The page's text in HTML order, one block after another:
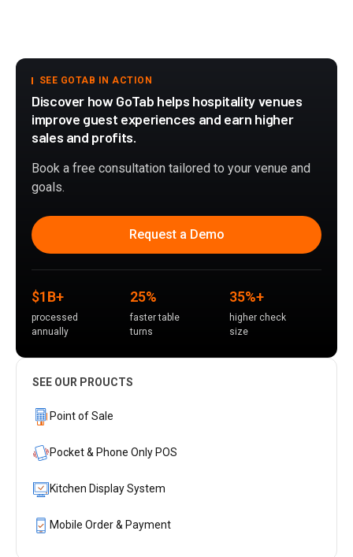
SEE GOTAB IN ACTION
Discover how GoTab helps hospitality venues
improve guest experiences and earn higher
sales and profits.
Book a free consultation tailored to your venue and
goals.
Request a Demo
$1B+
processed
annually
25%
faster table
turns
35%+
higher check
size
SEE OUR PROUCTS
Point of Sale
Pocket & Phone Only POS
Kitchen Display System
Mobile Order & Payment